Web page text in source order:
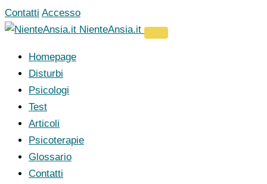
Vai
al
Contatti Accesso
NienteAnsia.it
Homepage
Disturbi
Psicologi
Test
Articoli
Psicoterapie
Glossario
Contatti